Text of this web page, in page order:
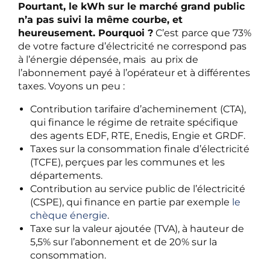
Pourtant, le kWh sur le marché grand public
n’a pas suivi la même courbe, et
heureusement. Pourquoi ? C’est parce que 73%
de votre facture d’électricité ne correspond pas
à l’énergie dépensée, mais au prix de
l’abonnement payé à l’opérateur et à différentes
taxes. Voyons un peu :
Contribution tarifaire d’acheminement (CTA),
qui finance le régime de retraite spécifique
des agents EDF, RTE, Enedis, Engie et GRDF.
Taxes sur la consommation finale d’électricité
(TCFE), perçues par les communes et les
départements.
Contribution au service public de l’électricité
(CSPE), qui finance en partie par exemple le
chèque énergie.
Taxe sur la valeur ajoutée (TVA), à hauteur de
5,5% sur l’abonnement et de 20% sur la
consommation.